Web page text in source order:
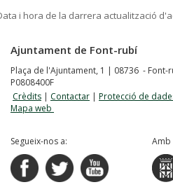
i hora de la darrera actualització
Ajuntament de Font-rubí
Plaça de l'Ajuntament, 1 | 08736 - Font-
P0808400F
Crèdits | Contactar | Protecció de
Mapa web
Segueix-nos a: Amb